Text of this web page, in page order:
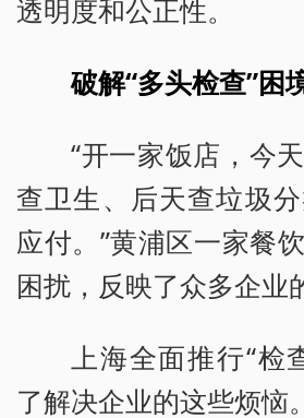
透明度和公正性。
破解“多头检查”困
“开一家饭店，今
查卫生、后天查垃圾
应付。”黄浦区一家餐
困扰，反映了众多企业
上海全面推行“检
了解决企业的这些烦恼